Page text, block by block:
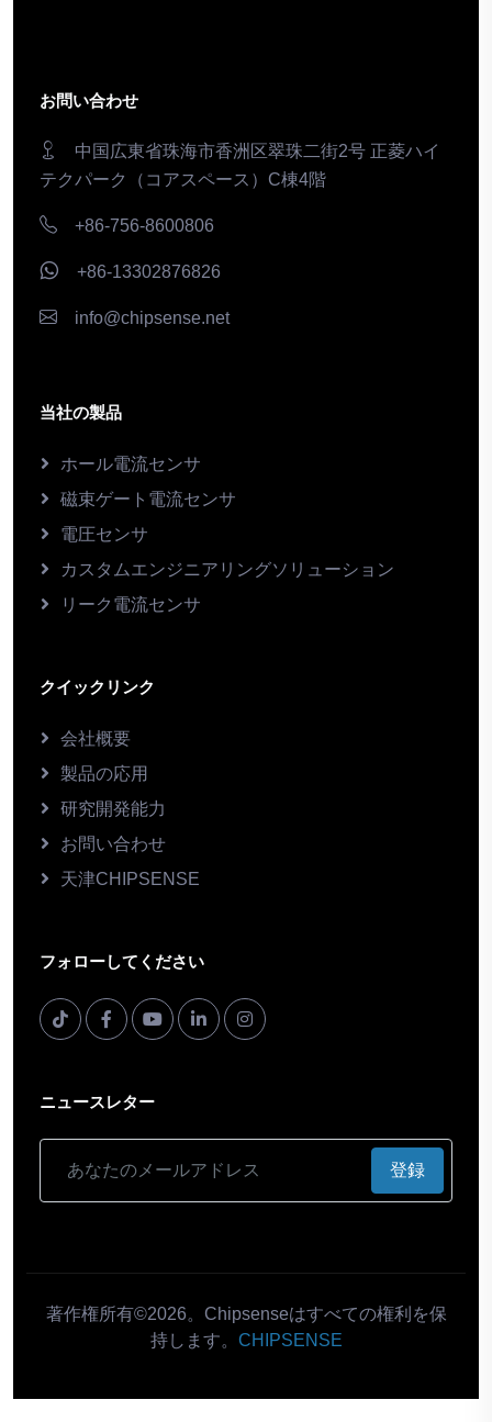
お問い合わせ
中国広東省珠海市香洲区翠珠二街2号 正菱ハイ
テクパーク（コアスペース）C棟4階
+86-756-8600806
+86-13302876826
info@chipsense.net
当社の製品
ホール電流センサ
磁束ゲート電流センサ
電圧センサ
カスタムエンジニアリングソリューション
リーク電流センサ
クイックリンク
会社概要
製品の応用
研究開発能力
お問い合わせ
天津CHIPSENSE
フォローしてください
ニュースレター
登録
著作権所有©2026。Chipsenseはすべての権利を保
持します。 CHIPSENSE